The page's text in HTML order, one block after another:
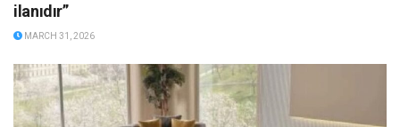
ilanıdır”
MARCH 31, 2026